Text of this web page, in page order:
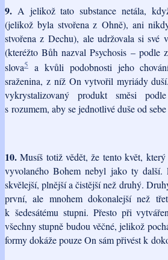
9. A jelikož tato substance netála,
(jelikož byla stvořena z Ohně), ani
stvořena z Dechu), ale udržovala si své
(kteréžto Bůh nazval Psychosis – podle
slova5
a kvůli podobnosti jeho
sraženina, z níž On vytvořil myriády
vykrystalizovaný produkt směsi
s rozumem, aby se jednotlivé duše od
10. Musíš totiž vědět, že tento květ,
vyvolaného Bohem nebyl jako ty
skvělejší, plnější a čistější než druhý.
první, ale mnohem dokonalejší než
k šedesátému stupni. Přesto při
všechny stupně budou věčné, jelikož
formy dokáže pouze On sám přivést k